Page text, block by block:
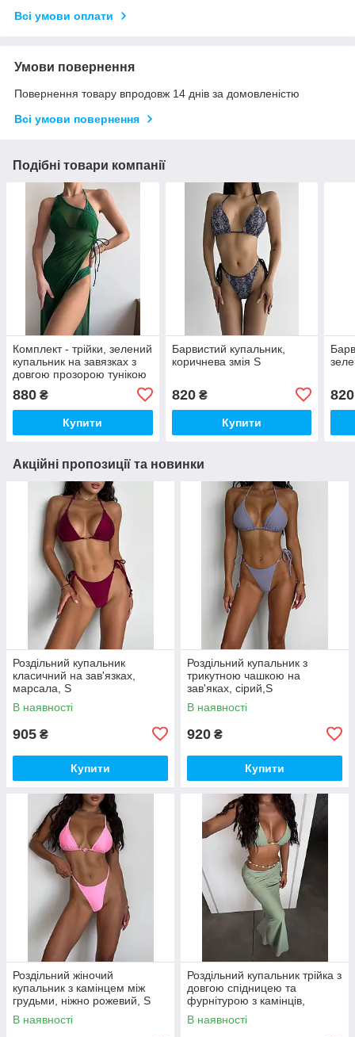
Всі умови оплати
Умови повернення
Повернення товару впродовж 14 днів за домовленістю
Всі умови повернення
Подібні товари компанії
Комплект - трійки, зелений
купальник на завязках з
довгою прозорою тунікою
880 ₴
Купити
Барвистий купальник,
коричнева змія S
820₴
Купити
820
Акційні пропозиції та новинки
Роздільний купальник
класичний на зав'язках,
марсала, S
В наявності
905 ₴
Купити
Роздільний купальник з
трикутною чашкою на
зав'яках, сірий,S
В наявності
920 ₴
Купити
Роздільний жіночий
купальник з камінцем між
грудьми, ніжно рожевий, S
В наявності
Роздільний купальник трійка з
довгою спідницею та
фурнітурою з камінців,
фісташка, S
В наявності